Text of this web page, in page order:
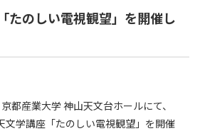
たのしい電視観望」を開催し
都産業大学 神山天文台ホールにて、
文学講座「たのしい電視観望」を開催